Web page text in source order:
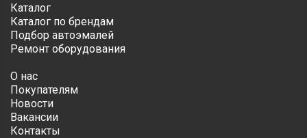
Каталог
Каталог по брендам
Подбор автоэмалей
Ремонт оборудования
О нас
Покупателям
Новости
Вакансии
Контакты